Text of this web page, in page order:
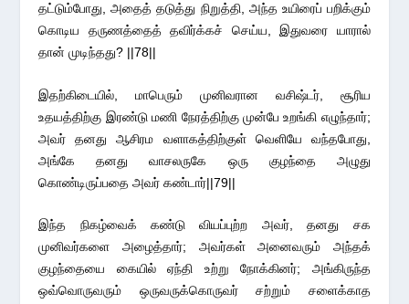
தட்டும்போது, அதைத் தடுத்து நிறுத்தி, அந்த உயிரைப் பறிக்கும்
கொடிய தருணத்தைத் தவிர்க்கச் செய்ய, இதுவரை யாரால்
தான் முடிந்தது? ||78||
இதற்கிடையில், மாபெரும் முனிவரான வசிஷ்டர், சூரிய
உதயத்திற்கு இரண்டு மணி நேரத்திற்கு முன்பே உறங்கி எழுந்தார்;
அவர் தனது ஆசிரம வளாகத்திற்குள் வெளியே வந்தபோது,
அங்கே தனது வாசலருகே ஒரு குழந்தை அழுது
கொண்டிருப்பதை அவர் கண்டார்||79||
இந்த நிகழ்வைக் கண்டு வியப்புற்ற அவர், தனது சக
முனிவர்களை அழைத்தார்; அவர்கள் அனைவரும் அந்தக்
குழந்தையை கையில் ஏந்தி உற்று நோக்கினர்; அங்கிருந்த
ஒவ்வொருவரும் ஒருவருக்கொருவர் சற்றும் சளைக்காத